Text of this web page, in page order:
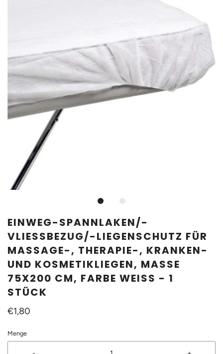
EINWEG-SPANNLAKEN/-
VLIESSBEZUG/-LIEGENSCHUTZ FÜR
MASSAGE-, THERAPIE-, KRANKEN-
UND KOSMETIKLIEGEN, MASSE 7
5X200 CM, FARBE WEISS - 1 ST
ÜCK
€1,80
Menge